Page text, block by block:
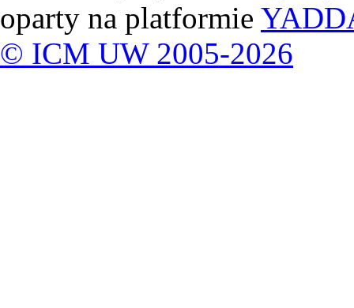
oparty na platformie
© ICM UW 2005-2026